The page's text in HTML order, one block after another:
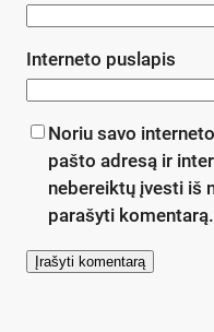
Interneto puslapis
Noriu savo
pašto adresą ir
nebereiktų įvesti iš
parašyti komentarą.